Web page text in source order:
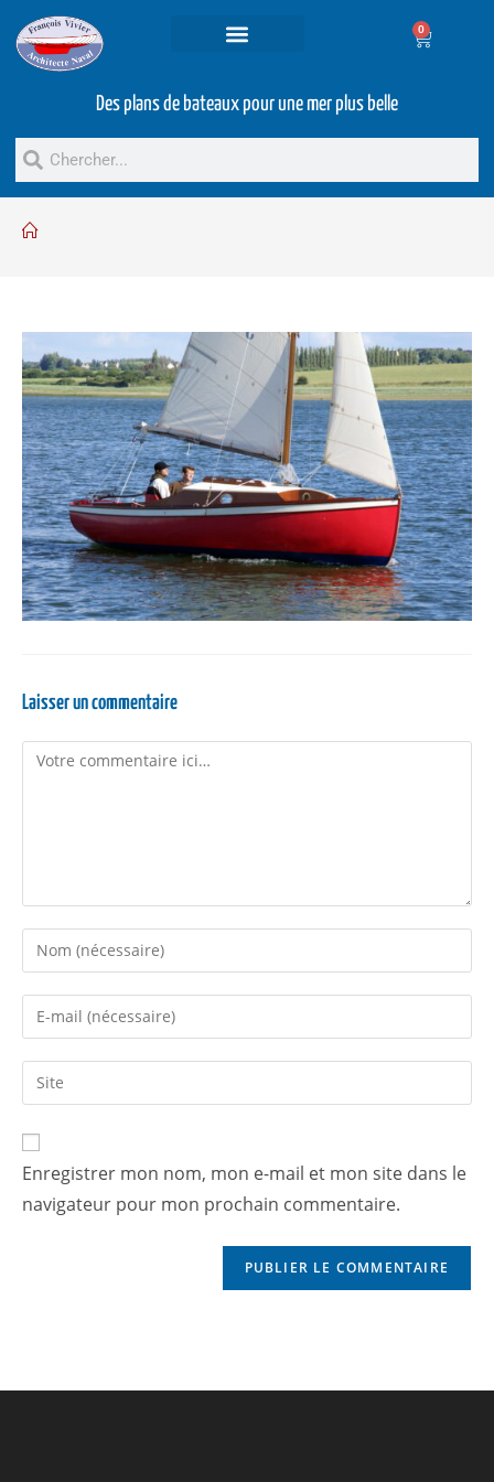
0
Des plans de bateaux pour une mer plus belle
Laisser un commentaire
Enregistrer mon nom, mon e-mail et mon site dans le
navigateur pour mon prochain commentaire.